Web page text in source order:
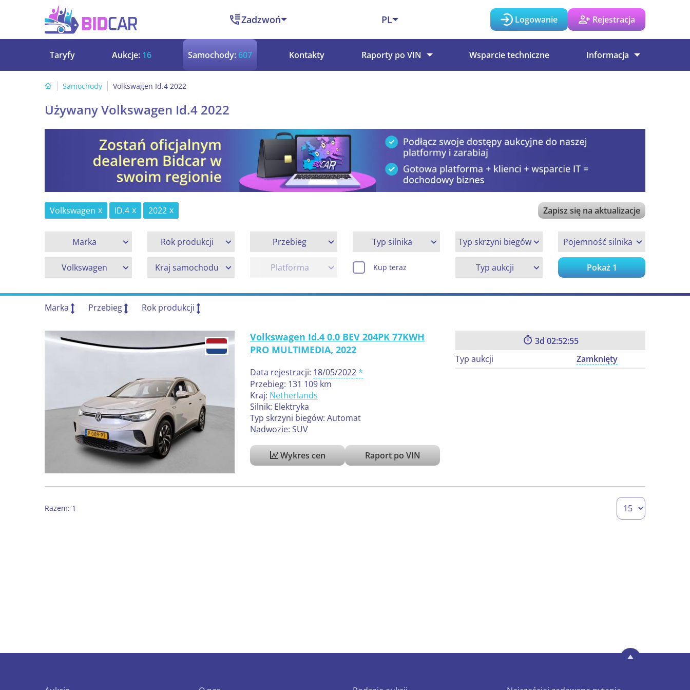
Zadzwoń PL Logowanie Rejestracja
Taryfy Aukcje: 16 Samochody:607 Kontakty Raporty po VIN Wsparcie techniczne Informacja
Samochody Volkswagen Id.4 2022
Używany Volkswagen Id.4 2022
Volkswagen ID.4 2022 Zapisz się na aktualizacje
Marka
Volkswagen
Rok produkcji Przebieg Typ silnika Typ skrzyni biegów Pojemność silnika
Kraj samochodu Platforma Kup teraz Typ aukcji Pokaż1
Marka Przebieg Rok produkcji
Volkswagen Id.4 0.0 BEV 204PK 77KWH
PRO MULTIMEDIA, 2022
Data rejestracji: 18/05/2022
Przebieg: 131 109 km
Kraj: Netherlands
Silnik: Elektryka
Typ skrzyni biegów: Automat
Nadwozie: SUV
Wykres cen Raport po VIN
3
02:52:54
Typ aukcji
Zamknięty
Razem: 1